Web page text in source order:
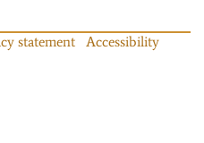
statement
Accessibility